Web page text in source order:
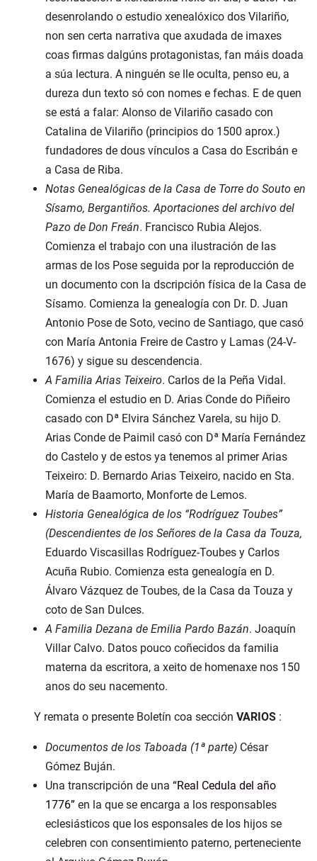
desenrolando o estudio xenealóxico dos Vilariño,
non sen certa narrativa que axudada de imaxes
coas firmas dalgúns protagonistas, fan máis doada
a súa lectura. A ninguén se lle oculta, penso eu, a
dureza dun texto só con nomes e fechas. E de quen
se está a falar: Alonso de Vilariño casado con
Catalina de Vilariño (principios do 1500 aprox.)
fundadores de dous vínculos a Casa do Escribán e
a Casa de Riba.
Notas Genealógicas de la Casa de Torre do Souto en
Sísamo, Bergantiños. Aportaciones del archivo del
Pazo de Don Freán. Francisco Rubia Alejos.
Comienza el trabajo con una ilustración de las
armas de los Pose seguida por la reproducción de
un documento con la dscripción física de la Casa de
Sísamo. Comienza la genealogía con Dr. D. Juan
Antonio Pose de Soto, vecino de Santiago, que casó
con María Antonia Freire de Castro y Lamas (24-V-
1676) y sigue su descendencia.
A Familia Arias Teixeiro. Carlos de la Peña Vidal.
Comienza el estudio en D. Arias Conde do Piñeiro
casado con Dª Elvira Sánchez Varela, su hijo D.
Arias Conde de Paimil casó con Dª María Fernández
do Castelo y de estos ya tenemos al primer Arias
Teixeiro: D. Bernardo Arias Teixeiro, nacido en Sta.
María de Baamorto, Monforte de Lemos.
Historia Genealógica de los “Rodríguez Toubes”
(Descendientes de los Señores de la Casa da Touza,
Eduardo Viscasillas Rodríguez-Toubes y Carlos
Acuña Rubio. Comienza esta genealogía en D.
Álvaro Vázquez de Toubes, de la Casa da Touza y
coto de San Dulces.
A Familia Dezana de Emilia Pardo Bazán. Joaquín
Villar Calvo. Datos pouco coñecidos da familia
materna da escritora, a xeito de homenaxe nos 150
anos do seu nacemento.
Y remata o presente Boletín coa sección VARIOS :
Documentos de los Taboada (1ª parte) César
Gómez Buján.
Una transcripción de una
Real Cedula del año
1776 en la que se encarga a los responsables
eclesiásticos que los esponsales de los hijos se
celebren con consentimiento paterno, perteneciente